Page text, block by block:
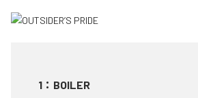
1 ： BOILER